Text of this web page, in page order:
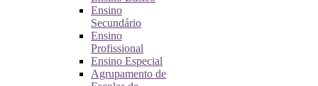
Ensino
Secundário
Ensino
Profissional
Ensino Especial
Agrupamento de